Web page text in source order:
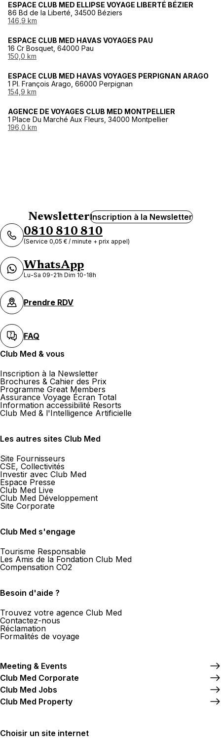
ESPACE CLUB MED ELLIPSE VOYAGE LIBERTÉ BÉZIER
86 Bd de la Liberté, 34500 Béziers
146,9 km
ESPACE CLUB MED HAVAS VOYAGES PAU
16 Cr Bosquet, 64000 Pau
150,0 km
ESPACE CLUB MED HAVAS VOYAGES PERPIGNAN ARAGO
1 Pl. François Arago, 66000 Perpignan
154,9 km
AGENCE DE VOYAGES CLUB MED MONTPELLIER
1 Place Du Marché Aux Fleurs, 34000 Montpellier
196,0 km
NewsletterInscription à la Newsletter
0810 810 810
(Service 0,05 € / minute + prix appel)
WhatsApp
Lu-Sa 09-21h Dim 10-18h
Prendre RDV
FAQ
Club Med & vous
Inscription à la Newsletter
Brochures & Cahier des Prix
Programme Great Members
Assurance Voyage Écran Total
Information accessibilité Resorts
Club Med & l'Intelligence Artificielle
Les autres sites Club Med
Site Fournisseurs
CSE, Collectivités
Investir avec Club Med
Espace Presse
Club Med Live
Club Med Développement
Site Corporate
Club Med s'engage
Tourisme Responsable
Les Amis de la Fondation Club Med
Compensation CO2
Besoin d'aide ?
Trouvez votre agence Club Med
Contactez-nous
Réclamation
Formalités de voyage
Meeting & Events
Club Med Corporate
Club Med Jobs
Club Med Property
Choisir un site internet